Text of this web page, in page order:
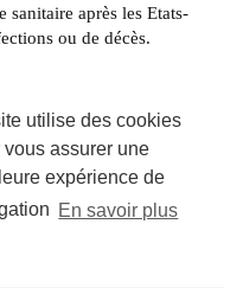
sanitaire après les Etats-
ou de décès.
INFECTION BRÉSIL
utilise des cookies
vous assurer une
expérience de
En savoir plus